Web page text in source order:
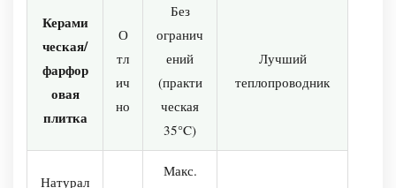
Керами
ческая/
фарфор
овая
плитка
О
тл
ич
но
Без
огранич
ений
(практи
ческая
35°C)
Лучший
теплопроводник
Натурал
Макс.